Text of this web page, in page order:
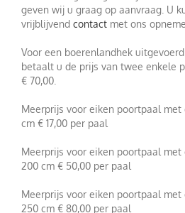
geven wij u graag op aanvraag. U
vrijblijvend contactmet ons
Voor een boerenlandhek
betaalt u de prijs van twee enkele
€ 70,00.
Meerprijs voor eiken poortpaal met
cm € 17,00 per paal
Meerprijs voor eiken poortpaal
200 cm € 50,00 per paal
Meerprijs voor eiken poortpaal
250 cm € 80,00 per paal